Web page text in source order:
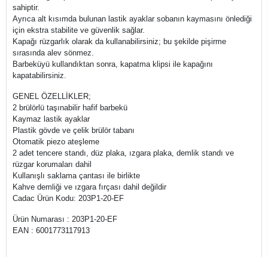
sahiptir.
Ayrıca alt kısımda bulunan lastik ayaklar sobanın kaymasını önlediği
için ekstra stabilite ve güvenlik sağlar.
Kapağı rüzgarlık olarak da kullanabilirsiniz; bu şekilde pişirme
sırasında alev sönmez.
Barbeküyü kullandıktan sonra, kapatma klipsi ile kapağını
kapatabilirsiniz.
GENEL ÖZELLİKLER;
2 brülörlü taşınabilir hafif barbekü
Kaymaz lastik ayaklar
Plastik gövde ve çelik brülör tabanı
Otomatik piezo ateşleme
2 adet tencere standı, düz plaka, ızgara plaka, demlik standı ve
rüzgar korumaları dahil
Kullanışlı saklama çantası ile birlikte
Kahve demliği ve ızgara fırçası dahil değildir
Cadac Ürün Kodu: 203P1-20-EF
Ürün Numarası : 203P1-20-EF
EAN : 6001773117913